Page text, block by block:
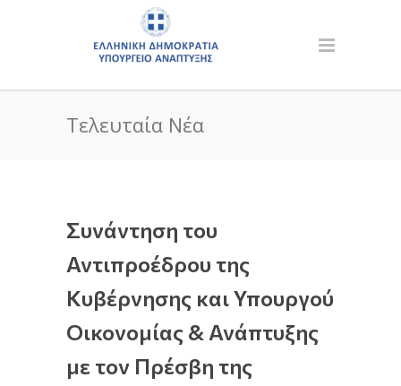
Τελευταία Νέα
Συνάντηση του
Αντιπροέδρου της
Κυβέρνησης και Υπουργού
Οικονομίας & Ανάπτυξης
με τον Πρέσβη της